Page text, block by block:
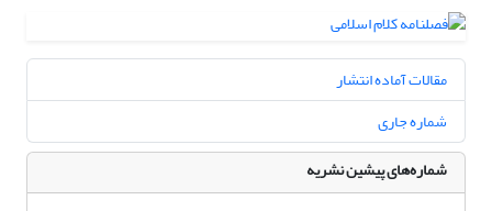
مقالات آماده انتشار
شماره جاری
شماره‌های پیشین نشریه